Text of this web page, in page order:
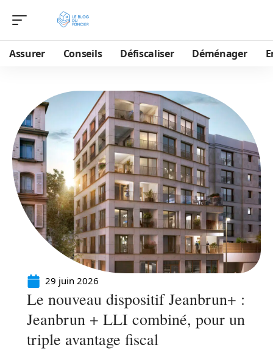
Assurer Conseils Défiscaliser Déménager
29 juin 2026
Le nouveau dispositif Jeanbrun+ :
Jeanbrun + LLI combiné, pour un
triple avantage fiscal